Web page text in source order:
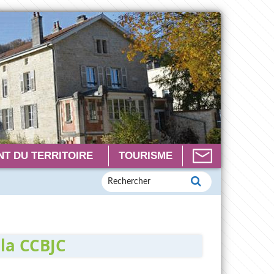
DU TERRITOIRE TOURISME
CCBJC